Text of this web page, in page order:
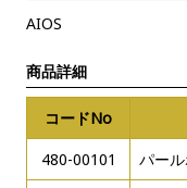
AIOS
商品詳細
コードNo
480-00101
パール